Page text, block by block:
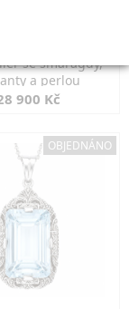
se smaragdy,
a perlou
900 Kč
OBJEDNÁNO